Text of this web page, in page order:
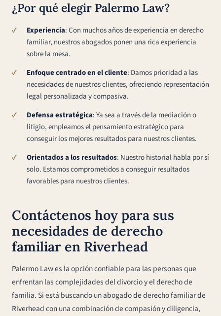
¿Por qué elegir Palermo Law?
Experiencia: Con muchos años de experiencia en derecho
familiar, nuestros abogados ponen una rica experiencia
sobre la mesa.
Enfoque centrado en el cliente: Damos prioridad a las
necesidades de nuestros clientes, ofreciendo representación
legal personalizada y compasiva.
Defensa estratégica: Ya sea a través de la mediación o
litigio, empleamos el pensamiento estratégico para
conseguir los mejores resultados para nuestros clientes.
Orientados a los resultados: Nuestro historial habla por sí
solo. Estamos comprometidos a conseguir resultados
favorables para nuestros clientes.
Contáctenos hoy para sus
necesidades de derecho
familiar en Riverhead
Palermo Law es la opción confiable para las personas que
enfrentan las complejidades del divorcio y el derecho de
familia. Si está buscando un abogado de derecho familiar de
Riverhead con una combinación de compasión y diligencia,